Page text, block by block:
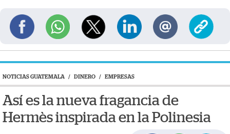
NOTICIAS GUATEMALA / DINERO / EMPRESAS
Así es la nueva fragancia de
Hermès inspirada en la Polinesia